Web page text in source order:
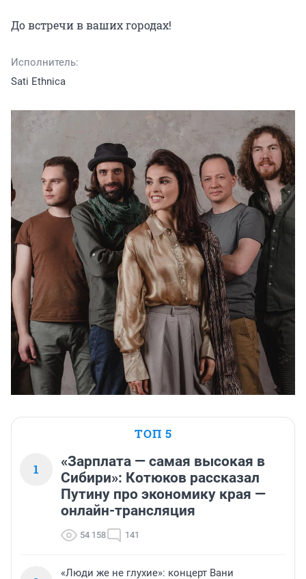
До встречи в ваших городах!
Исполнитель:
Sati Ethnica
ТОП 5
1
«Зарплата — самая высокая в
Сибири»: Котюков рассказал
Путину про экономику края —
онлайн-трансляция
54 158 141
«Люди же не глухие»: концерт Вани